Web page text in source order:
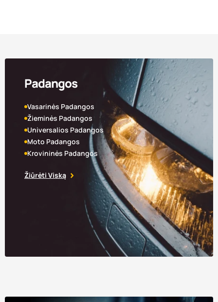
Padangos
Vasarinės Padangos
Žieminės Padangos
Universalios Padangos
Moto Padangos
Krovininės Padangos
Žiūrėti Viską